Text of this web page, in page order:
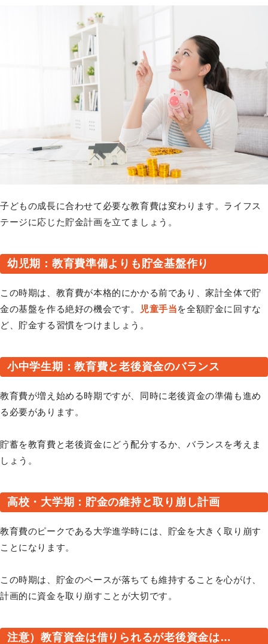
子どもの成長に合わせて必要な教育費は変わります。ライフス
テージに応じた貯金計画を立てましょう。
幼児期：教育費準備よりも貯金基盤作り
この時期は、教育費が本格的にかかる前であり、家計全体で貯
金の基盤を作る絶好の機会です。
児童手当を全額貯金に回すな
ど、貯金する習慣をつけましょう。
小中学生期：教育費と老後資金のバランス
教育費が増え始める時期ですが、同時に老後資金の準備も進め
る必要があります。
貯蓄を教育費と老後資金にどう配分するか、バランスを考えま
しょう。
高校・大学期：貯金の維持と取り崩し計画
教育費のピークである大学進学時には、貯金を大きく取り崩す
ことになります。
この時期は、貯金のペースが落ちても維持することを心がけ、
計画的に資金を取り崩すことが大切です。
注意）教育資金は借りられるが老後資金は…